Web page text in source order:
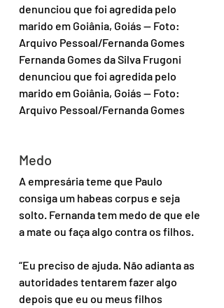
denunciou que foi agredida pelo
marido em Goiânia, Goiás — Foto:
Arquivo Pessoal/Fernanda Gomes
Fernanda Gomes da Silva Frugoni
denunciou que foi agredida pelo
marido em Goiânia, Goiás — Foto:
Arquivo Pessoal/Fernanda Gomes
Medo
A empresária teme que Paulo
consiga um habeas corpus e seja
solto. Fernanda tem medo de que ele
a mate ou faça algo contra os filhos.
“Eu preciso de ajuda. Não adianta as
autoridades tentarem fazer algo
depois que eu ou meus filhos